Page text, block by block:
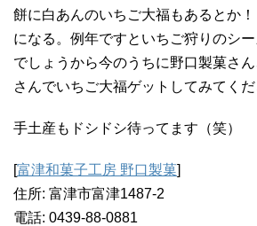
餅に白あんのいちご大福もあるとか
になる。例年ですといちご狩りのシ
でしょうから今のうちに野口製菓さ
さんでいちご大福ゲットしてみてくだ
手土産もドシドシ待ってます（笑）
[富津和菓子工房 野口製菓]
住所: 富津市富津1487-2
電話: 0439-88-0881